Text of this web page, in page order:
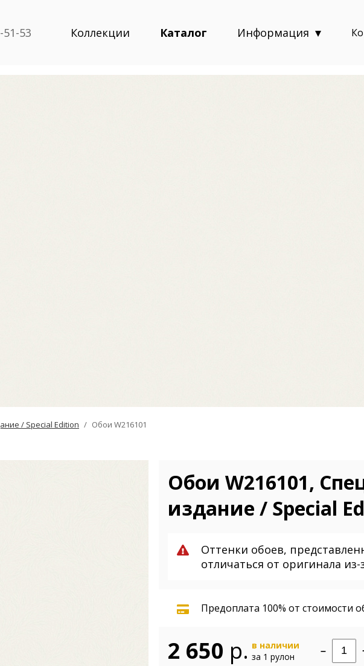
51-53 Коллекции Каталог Информация
/ Special Edition Обои W216101
Обои W216101,
издание / Special
Оттенки обоев,
отличаться от оригинала
Предоплата 100% от стоимости
2 650 р. в наличии
за 1 рулон
–